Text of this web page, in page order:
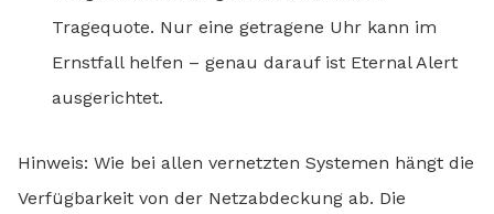
Tragequote. Nur eine getragene Uhr kann im
Ernstfall helfen – genau darauf ist Eternal Alert
ausgerichtet.
Hinweis: Wie bei allen vernetzten Systemen hängt die
Verfügbarkeit von der Netzabdeckung ab. Die